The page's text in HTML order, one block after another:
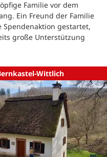
Familie vor dem
Ein Freund der Familie
Spendenaktion gestartet,
große Unterstützung
Wittlich